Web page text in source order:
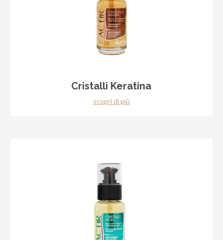
Cristalli Keratina
scopri di più